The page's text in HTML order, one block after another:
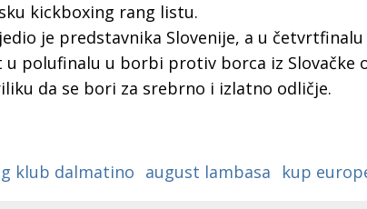
kickboxing rang listu.
je predstavnika Slovenije, a u četvrtfinalu
u polufinalu u borbi protiv borca iz Slovačke
da se bori za srebrno i izlatno odličje.
klub dalmatino august lambasa kup